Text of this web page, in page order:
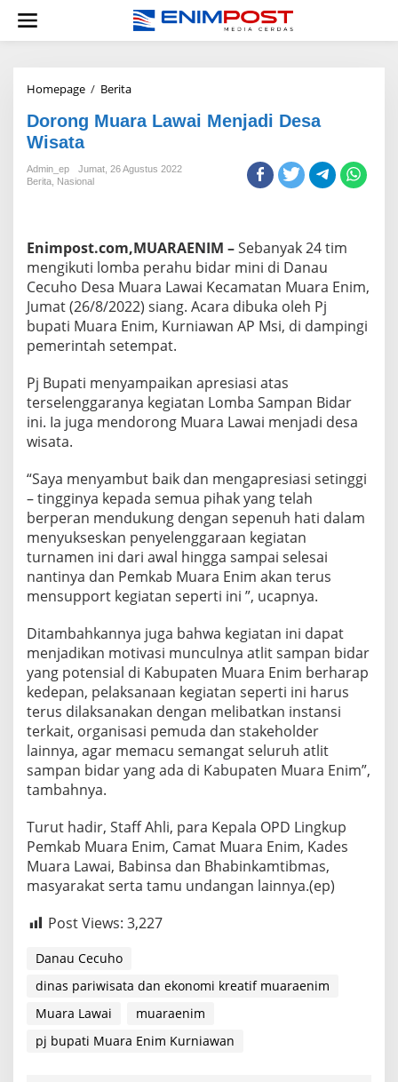
konten
Homepage / BeritaDorong
Lawai
Wisata
Dorong Muara Lawai Menjadi Desa
Wisata
Admin_ep
Jumat, 26 Agustus 2022
Berita Nasional
Enimpost.com,MUARAENIM –Sebanyak 24 tim
mengikuti lomba perahu bidar mini di Danau
Cecuho Desa Muara Lawai Kecamatan Muara Enim,
Jumat (26/8/2022) siang. Acara dibuka oleh Pj
bupati Muara Enim, Kurniawan AP Msi, di dampingi
pemerintah setempat.
Pj Bupati menyampaikan apresiasi atas
terselenggaranya kegiatan Lomba Sampan Bidar
ini. Ia juga mendorong Muara Lawai menjadi desa
wisata.
“Saya menyambut baik dan mengapresiasi setinggi
– tingginya kepada semua pihak yang telah
berperan mendukung dengan sepenuh hati dalam
menyukseskan penyelenggaraan kegiatan
turnamen ini dari awal hingga sampai selesai
nantinya dan Pemkab Muara Enim akan terus
mensupport kegiatan seperti ini ”, ucapnya.
Ditambahkannya juga bahwa kegiatan ini dapat
menjadikan motivasi munculnya atlit sampan bidar
yang potensial di Kabupaten Muara Enim berharap
kedepan, pelaksanaan kegiatan seperti ini harus
terus dilaksanakan dengan melibatkan instansi
terkait, organisasi pemuda dan stakeholder
lainnya, agar memacu semangat seluruh atlit
sampan bidar yang ada di Kabupaten Muara Enim”,
tambahnya.
Turut hadir, Staff Ahli, para Kepala OPD Lingkup
Pemkab Muara Enim, Camat Muara Enim, Kades
Muara Lawai, Babinsa dan Bhabinkamtibmas,
masyarakat serta tamu undangan lainnya.(ep)
Post Views: 3,227
Danau Cecuho
dinas pariwisata dan ekonomi kreatif muaraenim
Muara Lawai
muaraenim
pj bupati Muara Enim Kurniawan